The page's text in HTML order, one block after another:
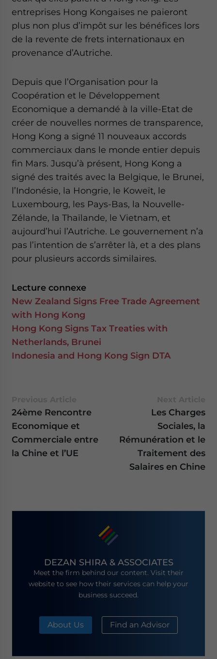
entreprises Hong Kongaises ne paieront
plus non plus d’impôt sur les bénéfices lors
de la revente de frets internationaux en
provenance d’Autriche.
Depuis que l’Organisation pour la
Coopération et le Développement
Economique a demandé à la ville-Etat de
créer de nouvelles normes de transparence,
Hong Kong a signé 11 nouveaux accords
commerciaux dans le monde entier depuis
fin Mars. Jusqu’à présent, Hong Kong a
signé des traités avec la Belgique, le Brunei,
l’Indonésie, la Hongrie, le Koweït, le
Luxembourg, les Pays-Bas, la Nouvelle-
Zélande, la Thaïlande, le Vietnam, et
aujourd’hui l’Autriche. Le gouvernement n’a
pas l’intention de s’arrêter là, et a des plans
pour plusieurs accords similaires.
Lecture connexe
New Zealand Signs Free Trade Agreement
with Hong Kong
Hong Kong Signs Tax Treaties with
Netherlands, Brunei
Indonesia and Hong Kong Sign DTA
24ème Rencontre
Economique et
Commerciale entre
la Chine et l’UE
Les Charges
Sociales, la
Rémunération et le
Traitement des
Salaires en Chine
DEZAN SHIRA & ASSOCIATES
Meet the firm behind our content. Visit their
website to see how their services can help your
business succeed.
About Us Find an Advisor
Yes, I have read the Privacy Policy Statement for this
website. Please send me business news and updates
for Asia!
- case sensitive